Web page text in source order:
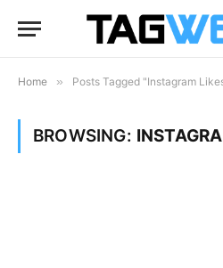
Home » Posts Tagged "Instagram
BROWSING: